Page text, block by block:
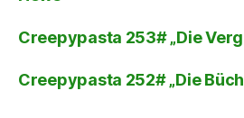
Creepypasta 253# „Die
Creepypasta 252# „Die